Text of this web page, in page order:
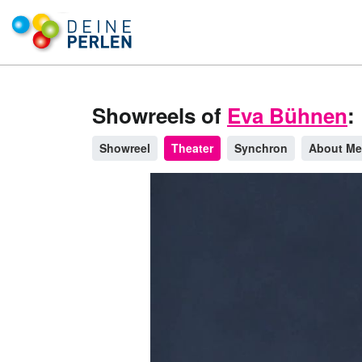
Showreels of Eva Bühnen:
Showreel Theater Synchron About Me